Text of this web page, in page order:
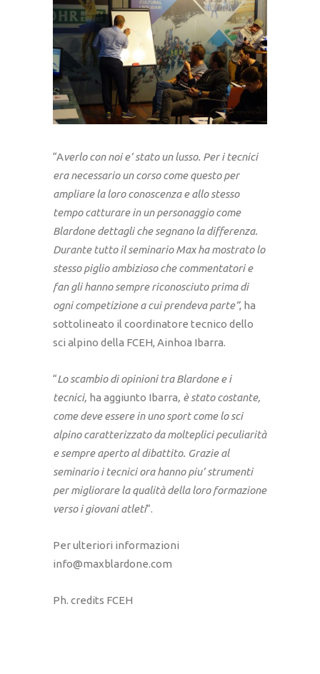
“Averlo con noi e’ stato un lusso. Per i tecnici
era necessario un corso come questo per
ampliare la loro conoscenza e allo stesso
tempo catturare in un personaggio come
Blardone dettagli che segnano la differenza.
Durante tutto il seminario Max ha mostrato lo
stesso piglio ambizioso che commentatori e
fan gli hanno sempre riconosciuto prima di
ogni competizione a cui prendeva parte”, ha
sottolineato il coordinatore tecnico dello
sci alpino della FCEH, Ainhoa ​​Ibarra.
“Lo scambio di opinioni tra Blardone e i
tecnici, ha aggiunto Ibarra, è stato costante,
come deve essere in uno sport come lo sci
alpino caratterizzato da molteplici peculiarità
e sempre aperto al dibattito. Grazie al
seminario i tecnici ora hanno piu’ strumenti
per migliorare la qualità della loro formazione
verso i giovani atleti“.
Per ulteriori informazioni
info@maxblardone.com
Ph. credits FCEH